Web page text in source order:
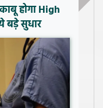
होगा High
बड़े सुधार